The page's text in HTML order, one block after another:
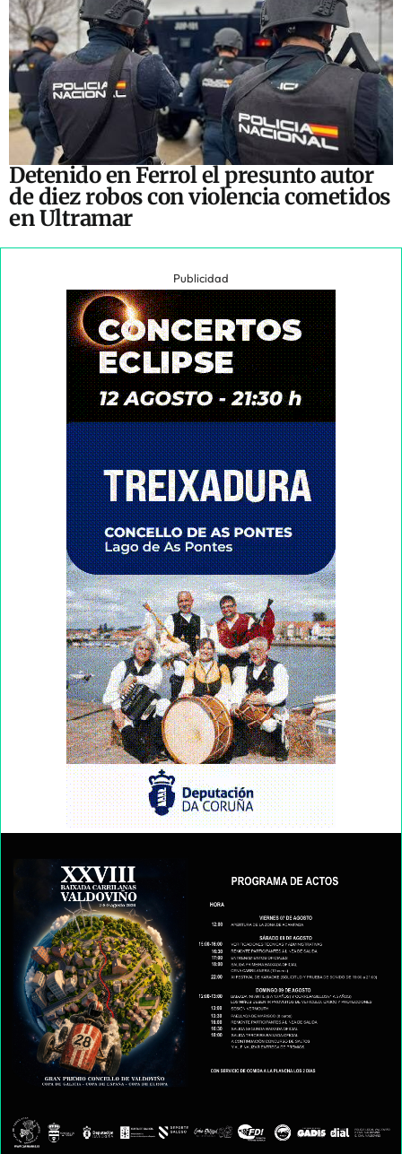
Detenido en Ferrol el presunto autor
de diez robos con violencia cometidos
en Ultramar
Publicidad